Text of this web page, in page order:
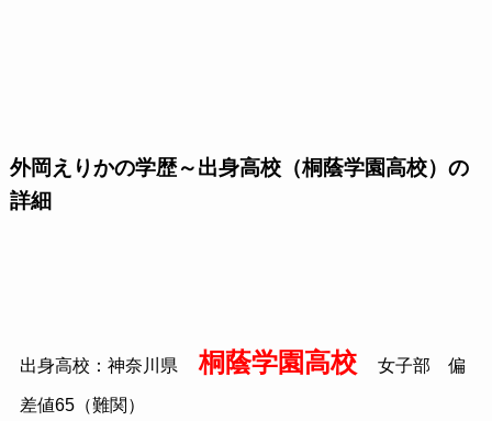
外岡えりかの学歴～出身高校（桐蔭学園高校）の
詳細
出身高校：神奈川県 桐蔭学園高校 女子部 偏
差値65（難関）